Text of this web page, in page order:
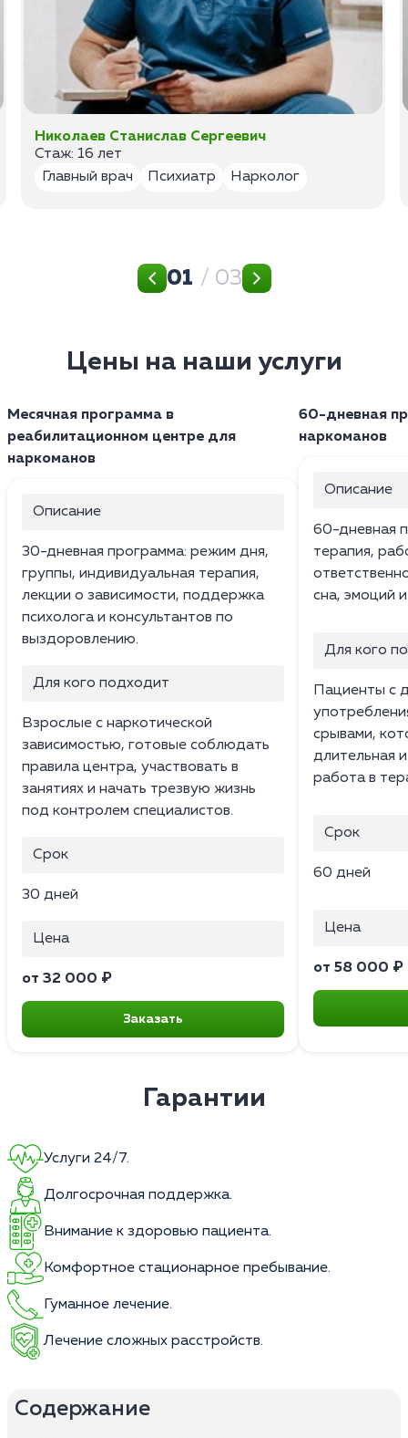
Николаев Станислав Сергеевич
Стаж: 16 лет
Главный врач
Психиатр Нарколог
01 / 03
Цены на наши услуги
Месячная программа в
реабилитационном центре для
наркоманов
Описание
30-дневная программа: режим дня,
группы, индивидуальная терапия,
лекции о зависимости, поддержка
психолога и консультантов по
выздоровлению.
Для кого подходит
Взрослые с наркотической
зависимостью, готовые соблюдать
правила центра, участвовать в
занятиях и начать трезвую жизнь
под контролем специалистов.
Срок
30 дней
Цена
от 32 000 ₽
Заказать
60-дневная
наркоманов
Описание
60-дневная
терапия,
сна, эмоций
Для кого
Пациенты с
срывами,
длительная
работа в
Срок
60 дней
Цена
от 58 000 ₽
Гарантии
Услуги 24/7.
Долгосрочная поддержка.
Внимание к здоровью пациента.
Комфортное стационарное пребывание.
Гуманное лечение.
Лечение сложных расстройств.
Содержание